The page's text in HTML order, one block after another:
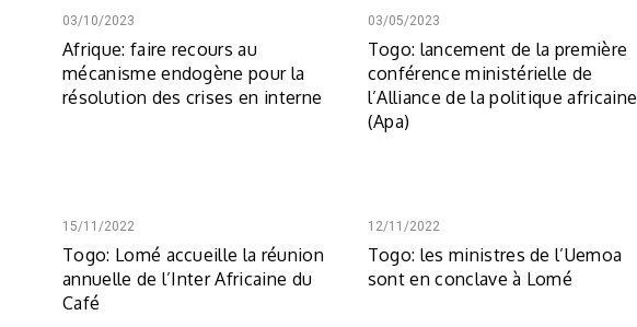
03/10/2023
Afrique: faire recours au
mécanisme endogène pour la
résolution des crises en interne
03/05/2023
Togo: lancement de la première
conférence ministérielle de
l’Alliance de la politique africaine
(Apa)
15/11/2022
Togo: Lomé accueille la réunion
annuelle de l’Inter Africaine du
Café
12/11/2022
Togo: les ministres de l’Uemoa
sont en conclave à Lomé